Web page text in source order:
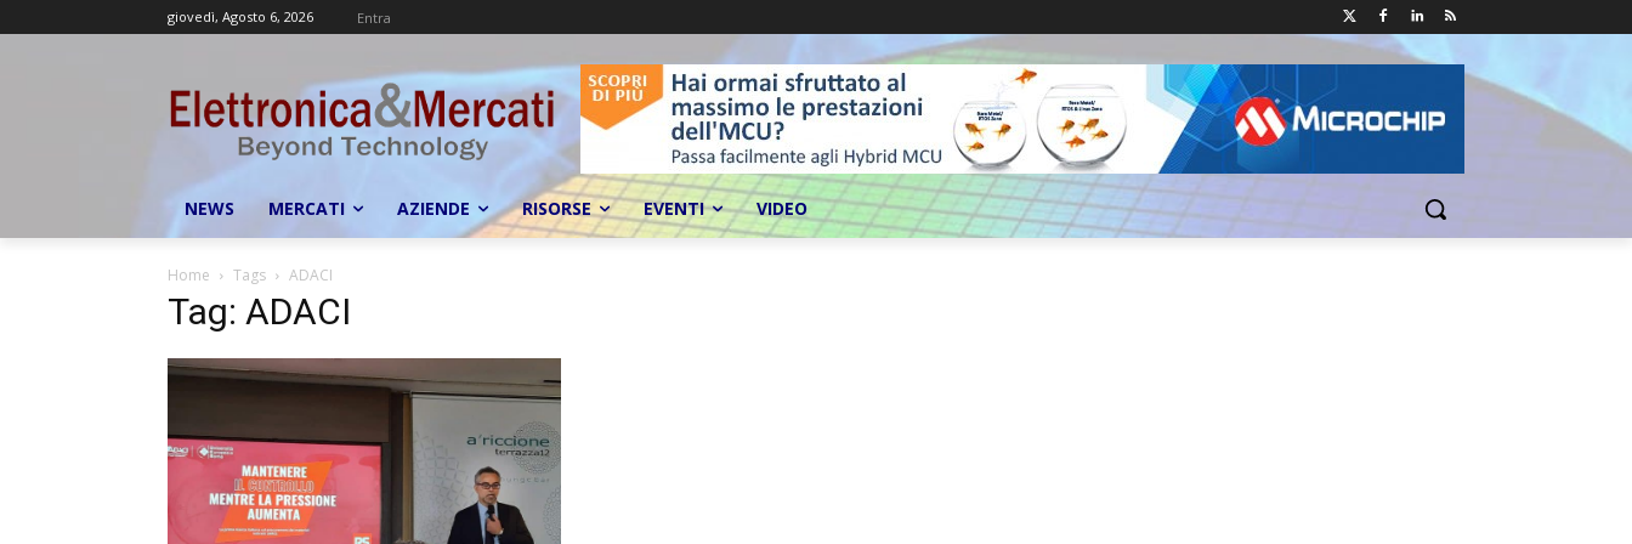
giovedì, Agosto 6, 2026 Entra
NEWS MERCATI AZIENDE RISORSE EVENTI VIDEO
Home Tags ADACI
Tag: ADACI